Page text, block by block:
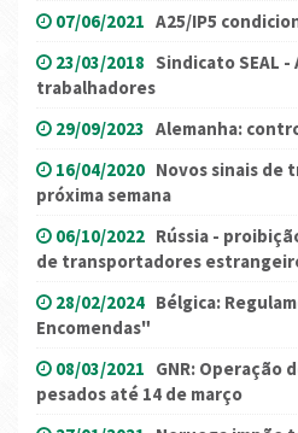
07/06/2021 A25/IP5
23/03/2018 Sindicato SEAL -
trabalhadores
29/09/2023 Alemanha:
16/04/2020 Novos sinais de
próxima semana
06/10/2022 Rússia -
de transportadores
28/02/2024 Bélgica:
Encomendas"
08/03/2021 GNR: Operação
pesados até 14 de março